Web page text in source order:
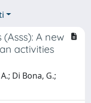
A new
activities
Di Bona, G.;